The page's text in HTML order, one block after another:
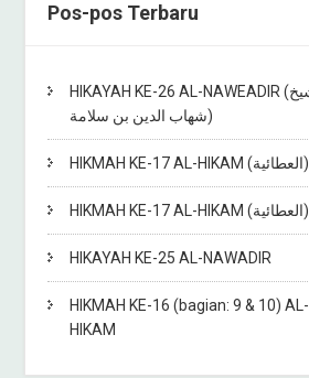
Pos-pos Terbaru
HIKAYAH KE-26 AL-NAWEADIR (للشيخ
شهاب الدين بن سلامة)
HIKMAH KE-17 AL-HIKAM (العطائية)
HIKMAH KE-17 AL-HIKAM (العطائية)
HIKAYAH KE-25 AL-NAWADIR
HIKMAH KE-16 (bagian: 9 & 10) AL-
HIKAM